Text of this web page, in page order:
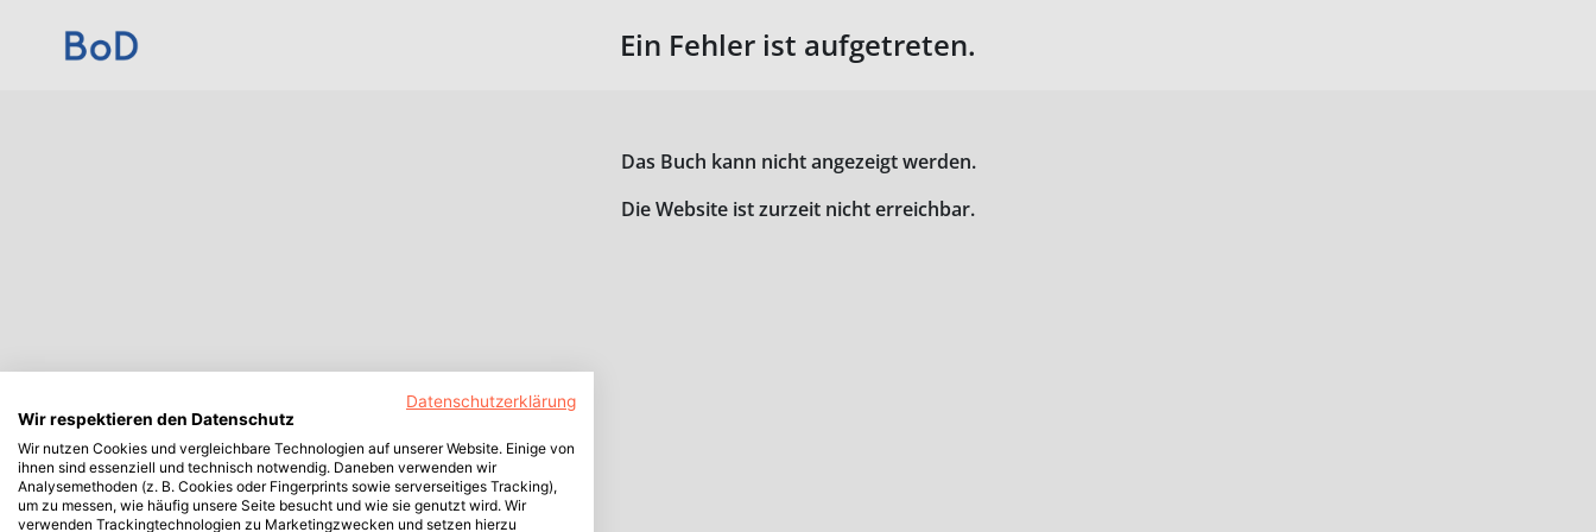
Ein Fehler ist aufgetreten.
Das Buch kann nicht angezeigt werden.
Die Website ist zurzeit nicht erreichbar.
Datenschutzerklärung
Wir respektieren den Datenschutz
Wir nutzen Cookies und vergleichbare Technologien auf unserer Website. Einige von
ihnen sind essenziell und technisch notwendig. Daneben verwenden wir
Analysemethoden (z. B. Cookies oder Fingerprints sowie serverseitiges Tracking),
um zu messen, wie häufig unsere Seite besucht und wie sie genutzt wird. Wir
verwenden Trackingtechnologien zu Marketingzwecken und setzen hierzu